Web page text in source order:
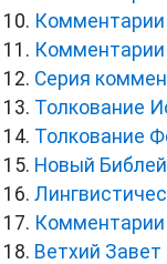
Комментарии
Серия
Толкование
Толкование
Новый
Ветхий